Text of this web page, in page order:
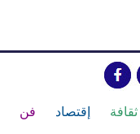
ثقافة إقتصاد فن